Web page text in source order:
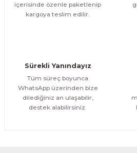
1.200,00 TL
1.000,00 TL
ÜRÜNÜ İNCELE
1.000,00 TL
Evinemoda
Gold Vazoda Çiçekler Tek Parça Kanvas -
içerisinde özenle paketlenip
kargoya teslim edilir.
Sürekli Yanındayız
Tüm süreç boyunca
WhatsApp üzerinden bize
dilediğiniz an ulaşabilir,
destek alabilirsiniz.